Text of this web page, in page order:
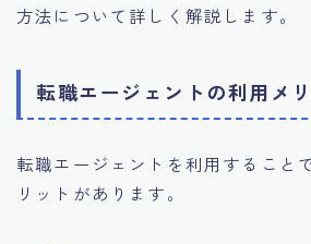
方法について詳しく解説します。
転職エージェントの利用メ
転職エージェントを利用すること
リットがあります。